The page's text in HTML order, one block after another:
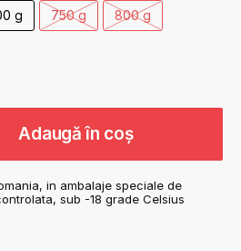
g 750 g 800 g
Adaugă în coș
in ambalaje speciale de
sub -18 grade Celsius